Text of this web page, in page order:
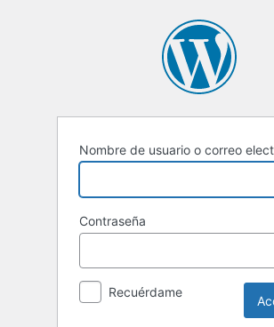
Nombre de usuario o correo
Contraseña
Recuérdame